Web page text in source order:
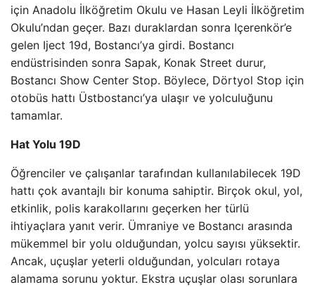
için Anadolu İlköğretim Okulu ve Hasan Leyli İlköğretim
Okulu’ndan geçer. Bazı duraklardan sonra Içerenkör’e
gelen Iject 19d, Bostancı’ya girdi. Bostancı
endüstrisinden sonra Sapak, Konak Street durur,
Bostancı Show Center Stop. Böylece, Dörtyol Stop için
otobüs hattı Üstbostancı’ya ulaşır ve yolculuğunu
tamamlar.
Hat Yolu 19D
Öğrenciler ve çalışanlar tarafından kullanılabilecek 19D
hattı çok avantajlı bir konuma sahiptir. Birçok okul, yol,
etkinlik, polis karakollarını geçerken her türlü
ihtiyaçlara yanıt verir. Ümraniye ve Bostancı arasında
mükemmel bir yolu olduğundan, yolcu sayısı yüksektir.
Ancak, uçuşlar yeterli olduğundan, yolcuları rotaya
alamama sorunu yoktur. Ekstra uçuşlar olası sorunlara